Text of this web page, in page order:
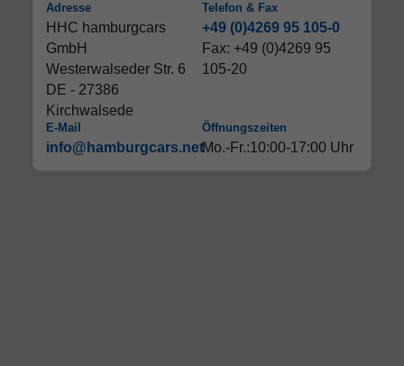
Adresse
HHC hamburgcars
GmbH
Westerwalseder Str. 6
DE - 27386
Kirchwalsede
Telefon & Fax
+49 (0)4269 95 105-0
Fax: +49 (0)4269 95
105-20
E-Mail
info@hamburgcars.net
Öffnungszeiten
Mo.-Fr.:10:00-17:00 Uhr